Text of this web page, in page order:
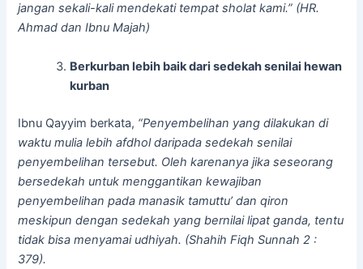
jangan sekali-kali mendekati tempat sholat kami.” (HR.
Ahmad dan Ibnu Majah)
Berkurban lebih baik dari sedekah senilai hewan
kurban
Ibnu Qayyim berkata, “Penyembelihan yang dilakukan di
waktu mulia lebih afdhol daripada sedekah senilai
penyembelihan tersebut. Oleh karenanya jika seseorang
bersedekah untuk menggantikan kewajiban
penyembelihan pada manasik tamuttu’ dan qiron
meskipun dengan sedekah yang bernilai lipat ganda, tentu
tidak bisa menyamai udhiyah. (Shahih Fiqh Sunnah 2 :
379).